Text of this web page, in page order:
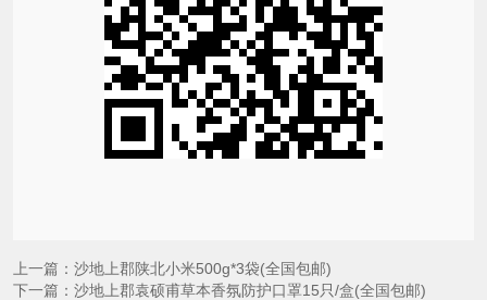
上一篇： 沙地上郡陕北小米500g*3袋(全国包邮)
下一篇： 沙地上郡袁硕甫草本香氛防护口罩15只/盒(全国包邮)